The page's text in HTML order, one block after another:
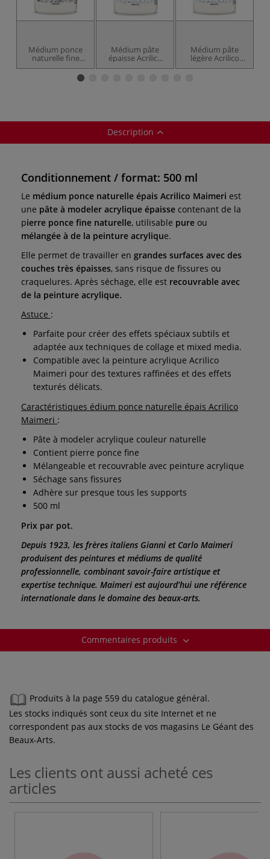
Médium ponce
naturelle fine
Acrilico Maimeri
Médium pâte
épaisse Acrilico
Maimeri
Médium pâte
légère Acrilico
Maimeri
Description
Conditionnement / format: 500 ml
Le médium ponce naturelle épais Acrilico Maimeri est
une pâte à modeler acrylique épaisse contenant de la
pierre ponce fine naturelle, utilisable pure ou
mélangée à de la peinture acrylique.
Elle permet de travailler en grandes surfaces avec des
couches très épaisses, sans risque de fissures ou
craquelures. Après séchage, elle est recouvrable avec
de la peinture acrylique.
Astuce :
Parfaite pour créer des effets spéciaux subtils et
adaptée aux techniques de collage et mixed media.
Compatible avec la peinture acrylique Acrilico
Maimeri pour des textures raffinées et des effets
texturés délicats.
Caractéristiques édium ponce naturelle épais Acrilico
Maimeri :
Pâte à modeler acrylique couleur naturelle
Contient pierre ponce fine
Mélangeable et recouvrable avec peinture acrylique
Séchage sans fissures
Adhère sur presque tous les supports
500 ml
Prix par pot.
Depuis 1923, les frères italiens Gianni et Carlo Maimeri
produisent des peintures et médiums de qualité
professionnelle, combinant savoir-faire artistique et
expertise technique. Maimeri est aujourd’hui une référence
internationale dans le domaine des beaux-arts.
Commentaires produits
Produits à la page 559 du catalogue général.
Les stocks indiqués sont ceux du site Internet et ne
correspondent pas aux stocks de vos magasins Le Géant des
Beaux-Arts.
Les clients ont aussi acheté ces
articles